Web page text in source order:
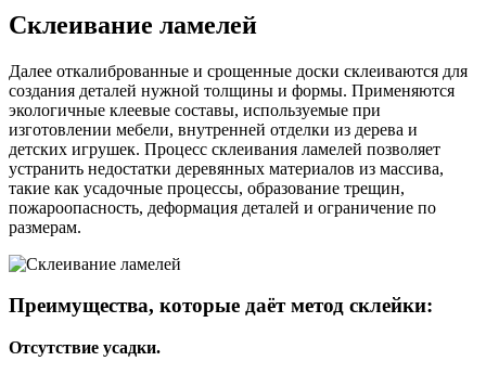
Склеивание ламелей
Далее откалиброванные и срощенные доски склеиваются для
создания деталей нужной толщины и формы. Применяются
экологичные клеевые составы, используемые при
изготовлении мебели, внутренней отделки из дерева и
детских игрушек. Процесс склеивания ламелей позволяет
устранить недостатки деревянных материалов из массива,
такие как усадочные процессы, образование трещин,
пожароопасность, деформация деталей и ограничение по
размерам.
Преимущества, которые даёт метод склейки:
Отсутствие усадки.